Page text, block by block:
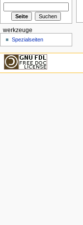
werkzeuge
Spezialseiten